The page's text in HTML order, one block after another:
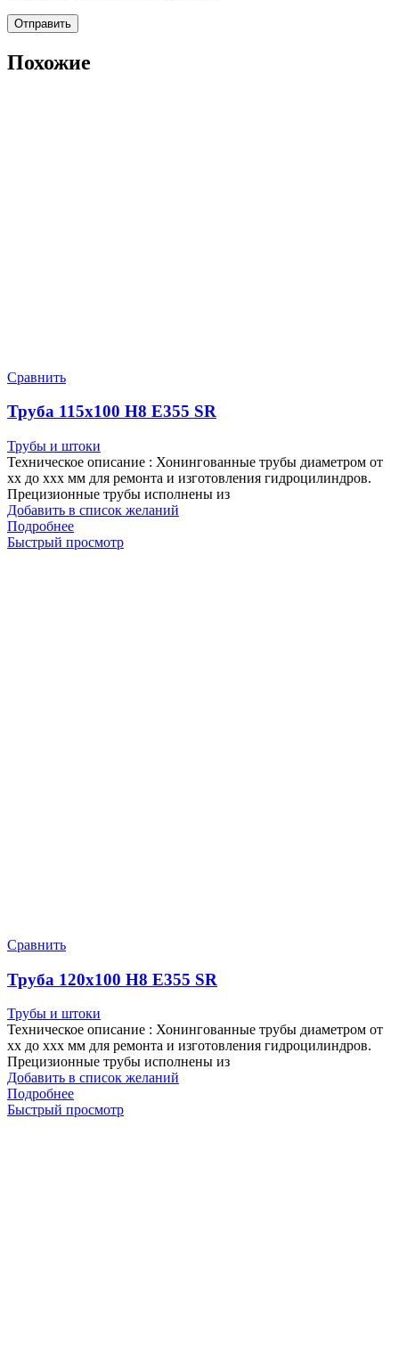
Похожие
Сравнить
Труба 115х100 Н8 Е355 SR
Трубы и штоки
Техническое описание : Хонингованные трубы диаметром от
хх до ххх мм для ремонта и изготовления гидроцилиндров.
Прецизионные трубы исполнены из
Добавить в список желаний
Подробнее
Быстрый просмотр
Сравнить
Труба 120х100 Н8 Е355 SR
Трубы и штоки
Техническое описание : Хонингованные трубы диаметром от
хх до ххх мм для ремонта и изготовления гидроцилиндров.
Прецизионные трубы исполнены из
Добавить в список желаний
Подробнее
Быстрый просмотр